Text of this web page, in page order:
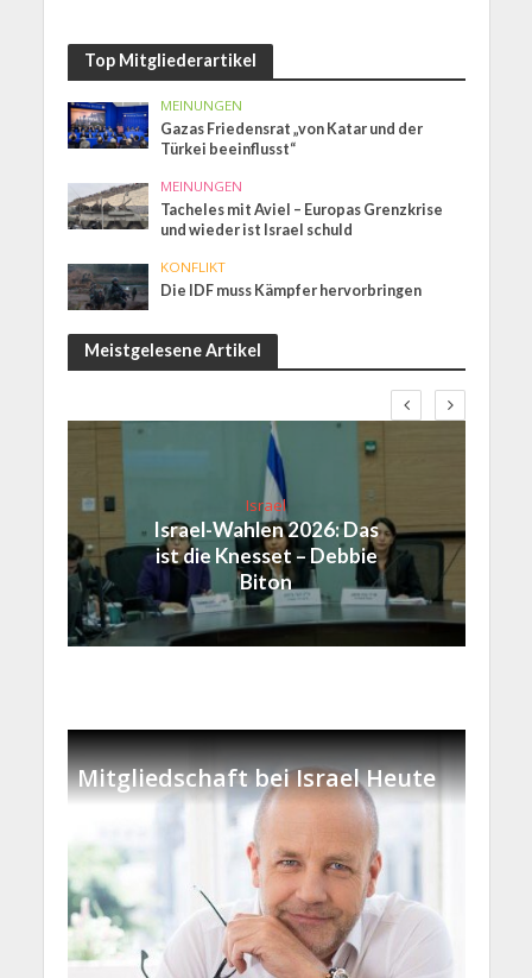
Top Mitgliederartikel
MEINUNGEN
Gazas Friedensrat „von Katar und der
Türkei beeinflusst“
MEINUNGEN
Tacheles mit Aviel – Europas Grenzkrise
und wieder ist Israel schuld
KONFLIKT
Die IDF muss Kämpfer hervorbringen
Meistgelesene Artikel
Israel
Israel-Wahlen 2026: Das
ist die Knesset – Debbie
Biton
Mitgliedschaft bei Israel Heute